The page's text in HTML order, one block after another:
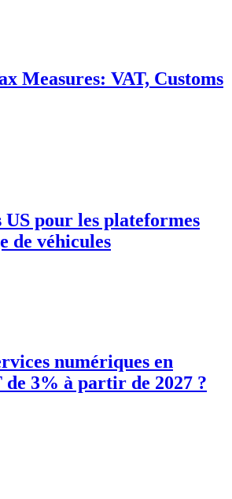
Measures: VAT, Customs
US pour les plateformes
de véhicules
numériques en
de 3% à partir de 2027 ?